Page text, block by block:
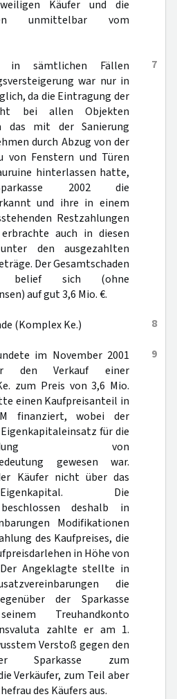
Käufer und die
unmittelbar vom
7
in sämtlichen Fällen
war nur in
da die Eintragung der
bei allen Objekten
das mit der Sanierung
durch Abzug von der
von Fenstern und Türen
hinterlassen hatte,
2002 die
und ihre in einem
Restzahlungen
auch in diesen
den ausgezahlten
Der Gesamtschaden
belief sich (ohne
auf gut 3,6 Mio. €.
8
(Komplex Ke.)
9
im November 2001
den Verkauf einer
zum Preis von 3,6 Mio.
einen Kaufpreisanteil in
finanziert, wobei der
für die
von
gewesen war.
Käufer nicht über das
Die
deshalb in
Modifikationen
des Kaufpreises, die
in Höhe von
Angeklagte stellte in
die
der Sparkasse
Treuhandkonto
zahlte er am 1.
Verstoß gegen den
Sparkasse zum
Verkäufer, zum Teil aber
des Käufers aus.